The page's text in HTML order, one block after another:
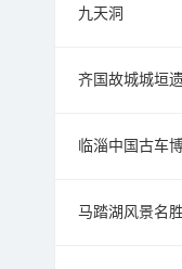
九天洞
齐国故城城垣
马踏湖风景名